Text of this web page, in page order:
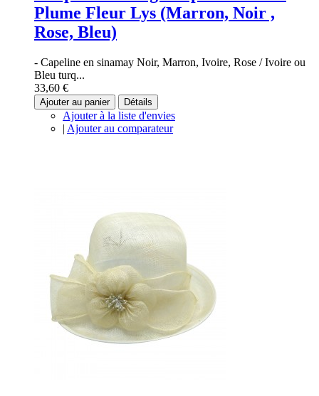
Plume Fleur Lys (Marron, Noir ,
Rose, Bleu)
- Capeline en sinamay Noir, Marron, Ivoire, Rose / Ivoire ou
Bleu turq...
33,60 €
Ajouter au panier Détails
Ajouter à la liste d'envies
| Ajouter au comparateur